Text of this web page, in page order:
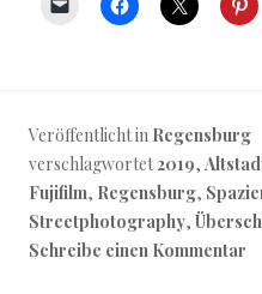
Veröffentlicht in Regensburg
verschlagwortet2019,
Fujifilm, Regensburg,
Streetphotography,
Schreibe einen Kommentar